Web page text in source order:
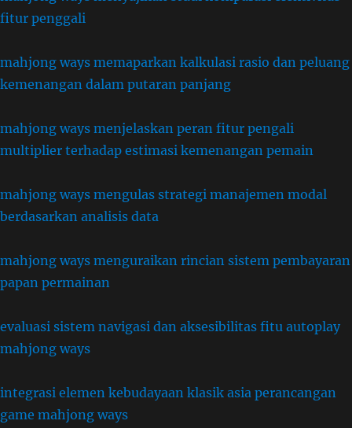
fitur penggali
mahjong ways memaparkan kalkulasi rasio dan peluang
kemenangan dalam putaran panjang
mahjong ways menjelaskan peran fitur pengali
multiplier terhadap estimasi kemenangan pemain
mahjong ways mengulas strategi manajemen modal
berdasarkan analisis data
mahjong ways menguraikan rincian sistem pembayaran
papan permainan
evaluasi sistem navigasi dan aksesibilitas fitu autoplay
mahjong ways
integrasi elemen kebudayaan klasik asia perancangan
game mahjong ways